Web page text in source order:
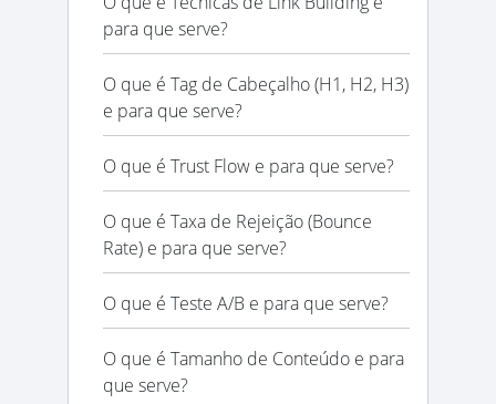
para que serve?
O que é Tag de Cabeçalho (H1, H2, H3)
e para que serve?
O que é Trust Flow e para que serve?
O que é Taxa de Rejeição (Bounce
Rate) e para que serve?
O que é Teste A/B e para que serve?
O que é Tamanho de Conteúdo e para
que serve?